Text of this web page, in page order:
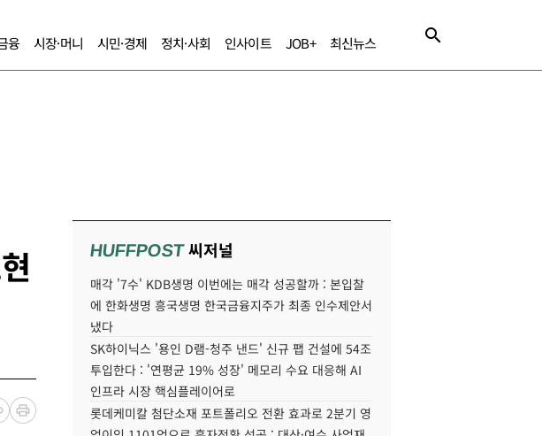
융 시장·머니 시민·경제 정치·사회 인사이트 JOB+ 최신뉴스
HUFFPOST씨저널
매각 '7수' KDB생명 이번에는 매각 성공할까 : 본입찰
에 한화생명 흥국생명 한국금융지주가 최종 인수제안서
냈다
SK하이닉스 '용인 D램-청주 낸드' 신규 팹 건설에 54조
투입한다 : '연평균 19% 성장' 메모리 수요 대응해 AI
인프라 시장 핵심플레이어로
롯데케미칼 첨단소재 포트폴리오 전환 효과로 2분기 영